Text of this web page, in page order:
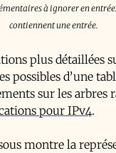
à ignorer en
contiennent une entrée.
plus détaillées
possibles d’une
sur les arbres
pour IPv4.
montre la